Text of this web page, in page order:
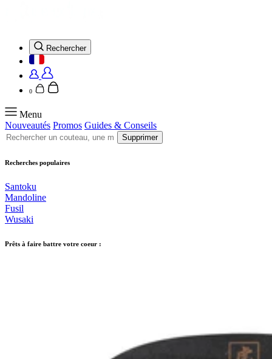
Rechercher
0
Menu
Nouveautés Promos Guides & Conseils
Supprimer
Recherches populaires
Santoku
Mandoline
Fusil
Wusaki
Prêts à faire battre votre coeur :